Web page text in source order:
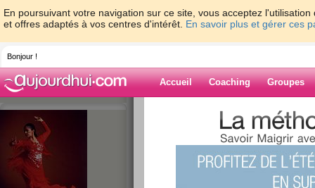
En poursuivant votre navigation sur ce site, vous acceptez
et offres adaptés à vos centres d'intérêt. En savoir plus et gérer ces
Bonjour !
Accueil Coaching Groupes
>
Blog de